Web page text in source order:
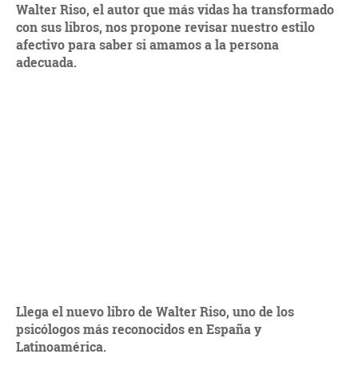
Walter Riso, el autor que más vidas ha transformado
con sus libros, nos propone revisar nuestro estilo
afectivo para saber si amamos a la persona
adecuada.
Llega el nuevo libro de Walter Riso, uno de los
psicólogos más reconocidos en España y
Latinoamérica.